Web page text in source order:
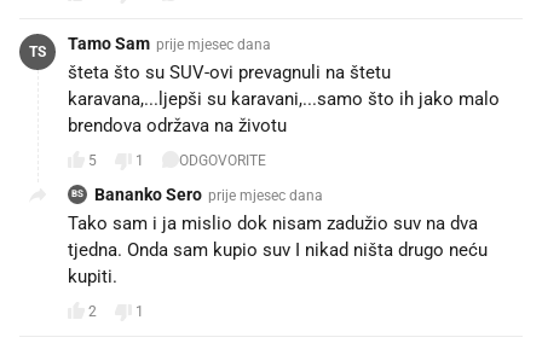
TS Tamo Sam prije mjesec dana
šteta što su SUV-ovi prevagnuli na štetu
karavana,...ljepši su karavani,...samo što ih jako malo
brendova održava na životu
5 1 ODGOVORITE
BS Bananko Sero prije mjesec dana
Tako sam i ja mislio dok nisam zadužio suv na dva
tjedna. Onda sam kupio suv I nikad ništa drugo neću
kupiti.
2 1